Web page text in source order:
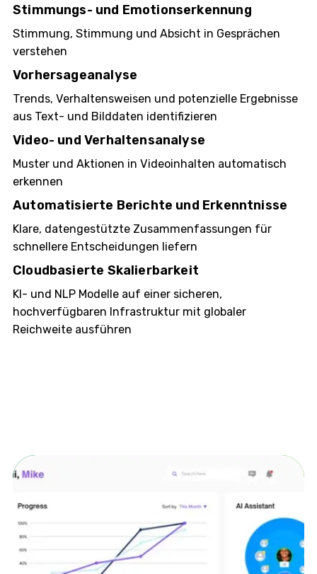
Stimmungs- und Emotionserkennung
Stimmung, Stimmung und Absicht in Gesprächen
verstehen
Vorhersageanalyse
Trends, Verhaltensweisen und potenzielle Ergebnisse
aus Text- und Bilddaten identifizieren
Video- und Verhaltensanalyse
Muster und Aktionen in Videoinhalten automatisch
erkennen
Automatisierte Berichte und Erkenntnisse
Klare, datengestützte Zusammenfassungen für
schnellere Entscheidungen liefern
Cloudbasierte Skalierbarkeit
KI- und NLP Modelle auf einer sicheren,
hochverfügbaren Infrastruktur mit globaler
Reichweite ausführen